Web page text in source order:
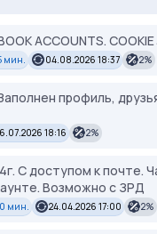
ACCOUNTS.
мин. 04.08.2026 18:37 2%
профиль,
18:16 2%
С доступом к почте.
Возможно с ЗРД
мин. 24.04.2026 17:00 2%